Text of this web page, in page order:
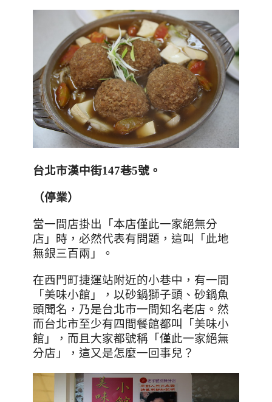
台北市漢中街147巷5號。
（停業）
當一間店掛出「本店僅此一家絕無分
店」時，必然代表有問題，這叫「此地
無銀三百兩」。
在西門町捷運站附近的小巷中，有一間
「美味小館」，以砂鍋獅子頭、砂鍋魚
頭聞名，乃是台北市一間知名老店。然
而台北市至少有四間餐館都叫「美味小
館」，而且大家都號稱「僅此一家絕無
分店」，這又是怎麼一回事兒？